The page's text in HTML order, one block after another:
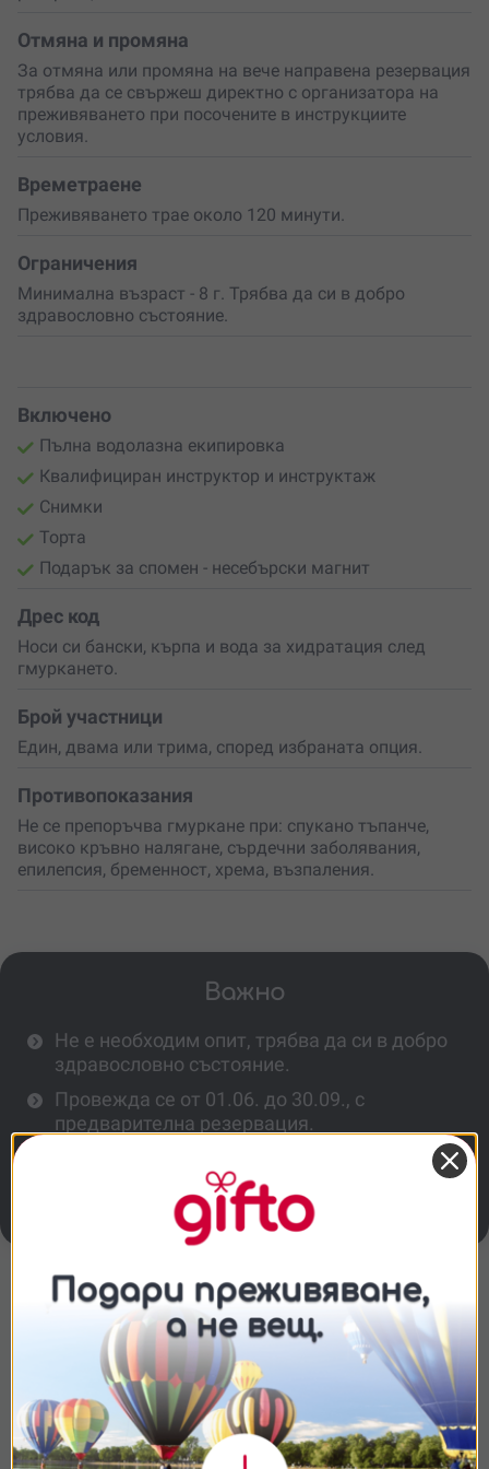
Не пропускай възможността
ден на твой приятел или любим човек в нещо
наистинауникално и запомнящо се. Подари ваучер за
подводен рожден ден и създай спомени, които ще
останат
Отмяна и промяна
За отмяна или промяна на вече направена резервация
трябва да се свържеш директно с организатора на
преживяването при посочените в инструкциите
условия.
Времетраене
Преживяването трае около 120 минути.
Ограничения
Минимална възраст - 8 г. Трябва да си в добро
здравословно състояние.
Включено
Пълна водолазна екипировка
Квалифициран инструктор и инструктаж
Снимки
Торта
Подарък за спомен - несебърски магнит
Дрес код
Носи си бански, кърпа и вода за хидратация след
гмуркането.
Брой участници
Един, двама или трима, според избраната опция.
Противопоказания
Не се препоръчва гмуркане при: спукано тъпанче,
високо кръвно налягане, сърдечни заболявания,
епилепсия, бременност, хрема, възпаления.
Важно
Не е необходим опит, трябва да си в добро
здравословно състояние.
Провежда се от 01.06. до 30.09., с
предварителна резервация.
Минимална възраст - 8 г. За лица под 18 г.
се изисква съгласие от родител/
Повече информация
Колко дълбоко ще се гмуркам?
Трябва ли да имам предишен опит в
гмуркането?
Съгласие Подробности Относно
Ние използваме бисквитки. Използваме
бисквитки и подобни технологии, за да осигурим
работата на уебсайта, да подобрим